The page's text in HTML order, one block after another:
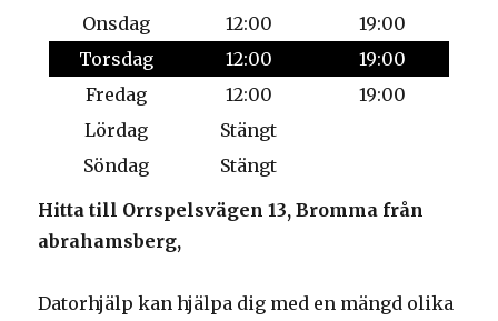
Onsdag
12:00
19:00
Torsdag
12:00
19:00
Fredag
12:00
19:00
Lördag
Stängt
Söndag
Stängt
Hitta till Orrspelsvägen 13, Bromma från
abrahamsberg,
Datorhjälp kan hjälpa dig med en mängd olika